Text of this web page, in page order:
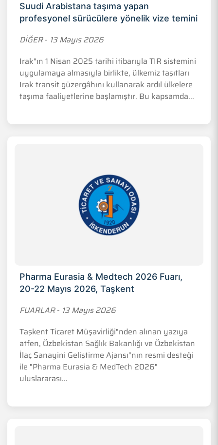
Suudi Arabistana taşıma yapan
profesyonel sürücülere yönelik vize temini
DİĞER- 13 Mayıs 2026
Irak"ın 1 Nisan 2025 tarihi itibarıyla TIR sistemini
uygulamaya almasıyla birlikte, ülkemiz taşıtları
Irak transit güzergâhını kullanarak ardıl ülkelere
taşıma faaliyetlerine başlamıştır. Bu kapsamda...
Pharma Eurasia & Medtech 2026 Fuarı,
20-22 Mayıs 2026, Taşkent
FUARLAR- 13 Mayıs 2026
Taşkent Ticaret Müşavirliği"nden alınan yazıya
atfen, Özbekistan Sağlık Bakanlığı ve Özbekistan
İlaç Sanayini Geliştirme Ajansı"nın resmi desteği
ile "Pharma Eurasia & MedTech 2026"
uluslararası...